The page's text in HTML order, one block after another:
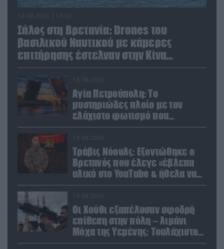
Σάλος στη Βρετανία: Drones του
βασιλικού Ναυτικού με κάμερες
επιτήρησης έστελναν στην Κίνα
απόρρητες πληροφορίες!
Αγία Πετρούπολη: Το
μυστηριώδες πλοίο με τον
ελάχιστο φωτισμό που
προκάλεσε την περιέργεια
Τράβις Νόουλς: Εξοντώθηκε ο
Βρετανός που έλεγε «έβλεπα
υλικό στο YouTube & ήθελα να
καθαρίσω τους Ρώσους»
Οι Χούθι εξαπέλυσαν σφοδρή
επίθεση στην πόλη – λιμάνι
Μόχα της Υεμένης: Toυλάχιστον
επτά νεκροί (βίντεο)